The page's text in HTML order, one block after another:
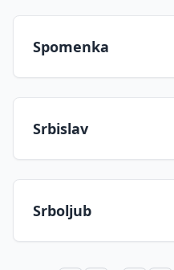
Spomenka
Srbislav
Srboljub